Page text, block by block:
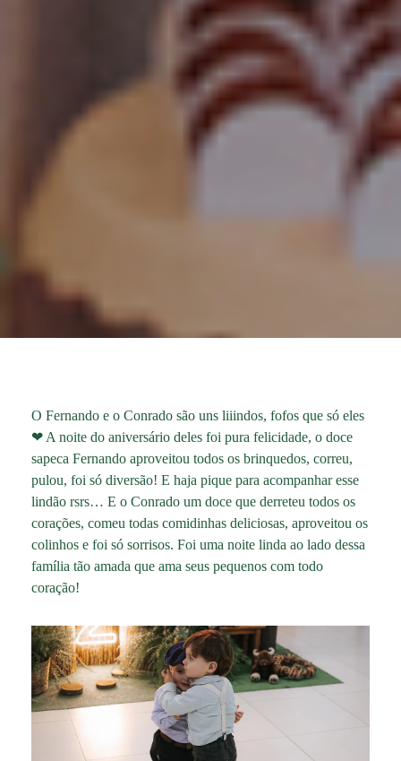
O Fernando e o Conrado são uns liiindos, fofos que só eles
❤ A noite do aniversário deles foi pura felicidade, o doce
sapeca Fernando aproveitou todos os brinquedos, correu,
pulou, foi só diversão! E haja pique para acompanhar esse
lindão rsrs… E o Conrado um doce que derreteu todos os
corações, comeu todas comidinhas deliciosas, aproveitou os
colinhos e foi só sorrisos. Foi uma noite linda ao lado dessa
família tão amada que ama seus pequenos com todo
coração!